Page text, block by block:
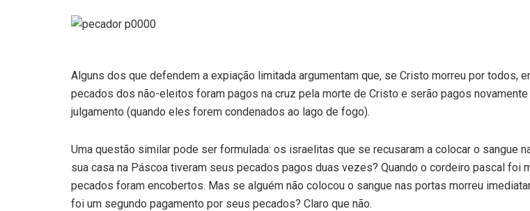
Alguns dos que defendem a expiação limitada argumentam que, se Cristo morreu por todos,
pecados dos não-eleitos foram pagos na cruz pela morte de Cristo e serão pagos novamente
julgamento (quando eles forem condenados ao lago de fogo).
Uma questão similar pode ser formulada: os israelitas que se recusaram a colocar o sangue
sua casa na Páscoa tiveram seus pecados pagos duas vezes? Quando o cordeiro pascal foi
pecados foram encobertos. Mas se alguém não colocou o sangue nas portas morreu
foi um segundo pagamento por seus pecados? Claro que não.